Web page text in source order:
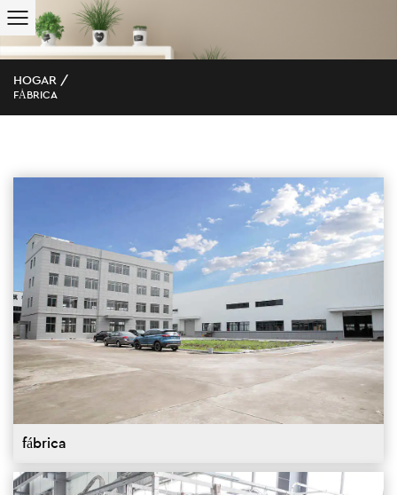
HOGAR /
FÁBRICA
fábrica